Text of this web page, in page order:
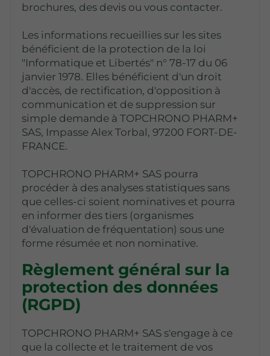
brochures, des devis ou vous contacter.
Les informations recueillies sur les sites
bénéficient de la protection de la loi
"Informatique et Libertés" n° 78-17 du 06
janvier 1978. Elles bénéficient d'un droit
d'accès, de rectification, d'opposition à
communication et de suppression sur
simple demande à TOPCHRONO PHARM+
SAS, Impasse Alex Torbal, 97200 FORT-DE-
FRANCE.
TOPCHRONO PHARM+ SAS pourra
procéder à des analyses statistiques sans
que celles-ci soient nominatives et pourra
en informer des tiers (organismes
d'évaluation de fréquentation) sous une
forme résumée et non nominative.
Règlement général sur la
protection des données
(RGPD)
TOPCHRONO PHARM+ SAS s'engage à ce
que la collecte et le traitement de vos